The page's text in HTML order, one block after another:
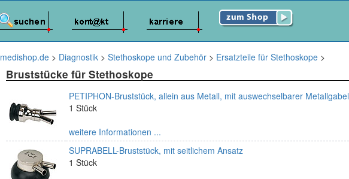
medishop.de > Diagnostik > Stethoskope und Zubehör > Ersatzteile für Stethoskope >
Bruststücke für Stethoskope
PETIPHON-Bruststück, allein aus Metall, mit auswechselbarer Metallgabel
1 Stück
weitere Informationen ...
SUPRABELL-Bruststück, mit seitlichem Ansatz
1 Stück